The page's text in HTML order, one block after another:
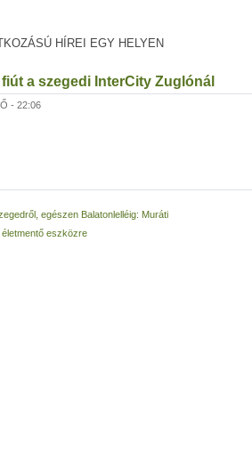
HÍREI EGY HELYEN
a szegedi InterCity Zuglónál
- 22:06
egészen Balatonlelléig: Muráti
eszközre